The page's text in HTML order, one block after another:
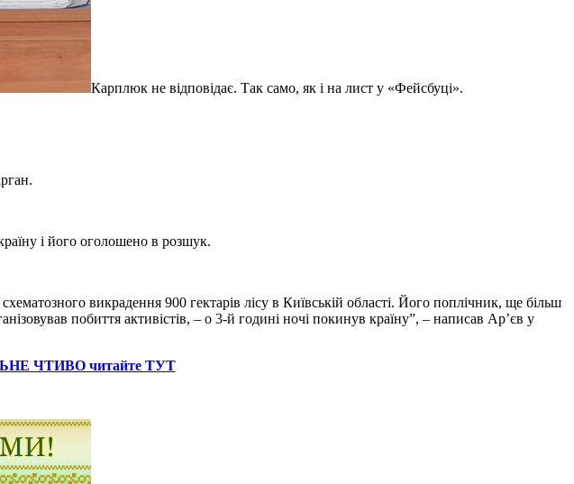
Карплюк не відповідає. Так само, як і на лист у «Фейсбуці».
і його оголошено в розшук.
викрадення 900 гектарів лісу в Київській області. Його поплічник, ще більш
побиття активістів, – о 3-й годині ночі покинув країну”, – написав Ар’єв у
ЧТИВО читайте ТУТ